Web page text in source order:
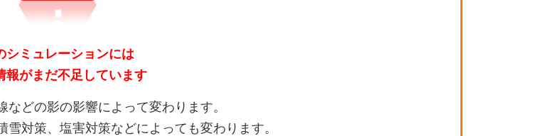
シミュレーションには
報がまだ不足しています
どの影の影響によって変わります。
対策、塩害対策などによっても変わります。